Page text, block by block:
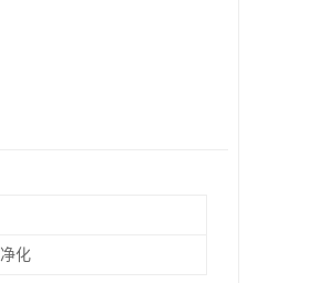
化